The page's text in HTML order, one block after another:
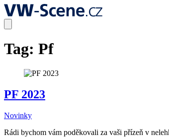
Tag: Pf
PF 2023
Novinky
Rádi bychom vám poděkovali za vaši přízeň v